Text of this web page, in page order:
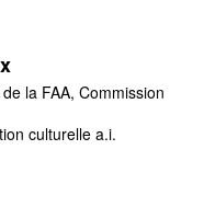
la FAA, Commission
culturelle a.i.